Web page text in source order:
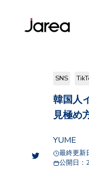
SNS
韓国人
見極め
YUME
最終更新
公開日：